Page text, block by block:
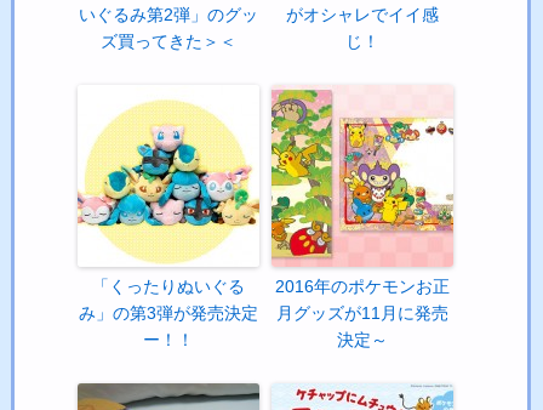
いぐるみ第2弾」のグッ
ズ買ってきた＞＜
がオシャレでイイ感
じ！
「くったりぬいぐる
み」の第3弾が発売決定
ー！！
2016年のポケモンお正
月グッズが11月に発売
決定～